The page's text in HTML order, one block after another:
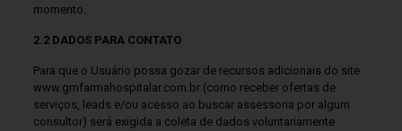
momento.
2.2 DADOS PARA CONTATO
Para que o Usuário possa gozar de recursos adicionais do site
www.gmfarmahospitalar.com.br (como receber ofertas de
serviços, leads e/ou acesso ao buscar assessoria por algum
consultor) será exigida a coleta de dados voluntariamente